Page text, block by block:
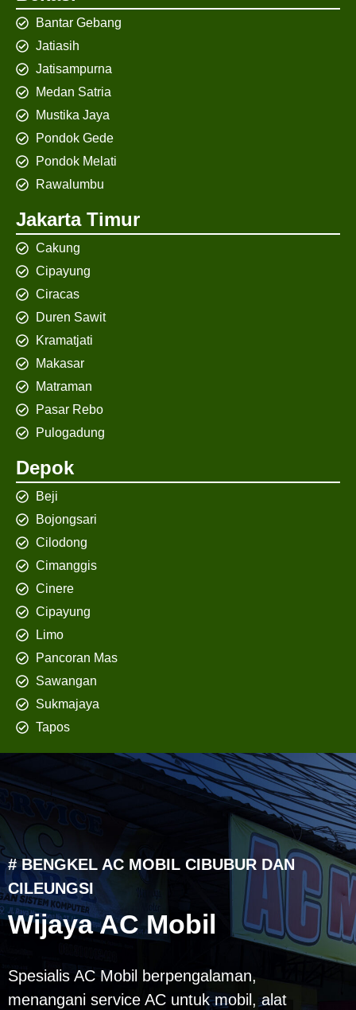
Bantar Gebang
Jatiasih
Jatisampurna
Medan Satria
Mustika Jaya
Pondok Gede
Pondok Melati
Rawalumbu
Jakarta Timur
Cakung
Cipayung
Ciracas
Duren Sawit
Kramatjati
Makasar
Matraman
Pasar Rebo
Pulogadung
Depok
Beji
Bojongsari
Cilodong
Cimanggis
Cinere
Cipayung
Limo
Pancoran Mas
Sawangan
Sukmajaya
Tapos
# BENGKEL AC MOBIL CIBUBUR DAN
CILEUNGSI
Wijaya AC Mobil
Spesialis AC Mobil berpengalaman,
menangani service AC untuk mobil, alat